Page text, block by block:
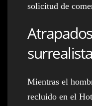
solicitud de
Mientras el
recluido en el